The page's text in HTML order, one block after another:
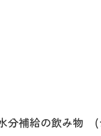
分補給の飲み物 (